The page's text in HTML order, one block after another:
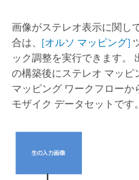
画像がステレオ表示に関し
合は、 [オルソ マッピング]
ック調整を実行できます。
の構築後にステレオ マッピ
マッピング ワークフロー
モザイク データセットです。